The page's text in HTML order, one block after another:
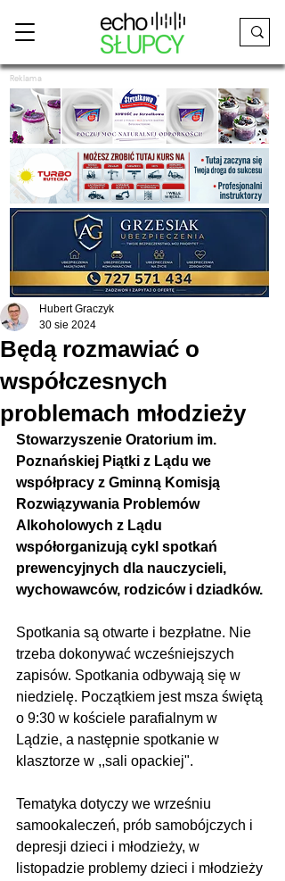
Reklama
Będą rozmawiać o
współczesnych
problemach młodzieży
Hubert Graczyk
30 sie 2024
Stowarzyszenie Oratorium im.
Poznańskiej Piątki z Lądu we
współpracy z Gminną Komisją
Rozwiązywania Problemów
Alkoholowych z Lądu
współorganizują cykl spotkań
prewencyjnych dla nauczycieli,
wychowawców, rodziców i dziadków.
Spotkania są otwarte i bezpłatne. Nie
trzeba dokonywać wcześniejszych
zapisów. Spotkania odbywają się w
niedzielę. Początkiem jest msza świętą
o 9:30 w kościele parafialnym w
Lądzie, a następnie spotkanie w
klasztorze w ,,sali opackiej".
Tematyka dotyczy we wrześniu
samookaleczeń, prób samobójczych i
depresji dzieci i młodzieży, w
listopadzie problemy dzieci i młodzieży